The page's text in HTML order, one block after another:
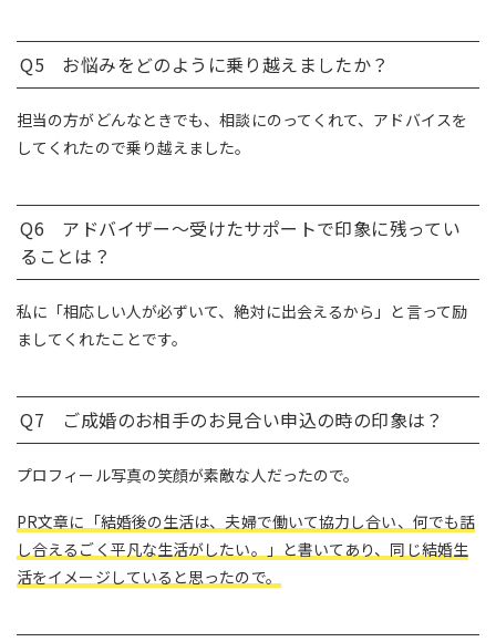
Q5 お悩みをどのように乗り越えましたか？
担当の方がどんなときでも、相談にのってくれて、アドバイスを
してくれたので乗り越えました。
Q6 アドバイザー～受けたサポートで印象に残ってい
ることは？
私に「相応しい人が必ずいて、絶対に出会えるから」と言って励
ましてくれたことです。
Q7 ご成婚のお相手のお見合い申込の時の印象は？
プロフィール写真の笑顔が素敵な人だったので。
PR文章に「結婚後の生活は、夫婦で働いて協力し合い、何でも話
し合えるごく平凡な生活がしたい。」と書いてあり、同じ結婚生
活をイメージしていると思ったので。